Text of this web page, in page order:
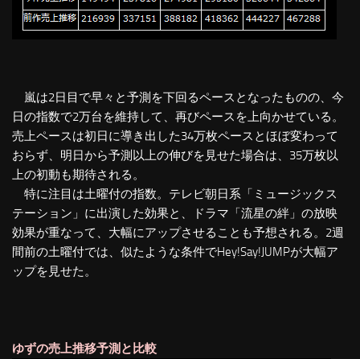
嵐は2日目で早々と予測を下回るペースとなったものの、今
日の指数で2万台を維持して、再びペースを上向かせている。
売上ペースは初日に導き出した34万枚ペースとほぼ変わって
おらず、明日から予測以上の伸びを見せた場合は、35万枚以
上の初動も期待される。
特に注目は土曜付の指数。テレビ朝日系「ミュージックス
テーション」に出演した効果と、ドラマ「流星の絆」の放映
効果が重なって、大幅にアップさせることも予想される。2週
間前の土曜付では、似たような条件でHey!Say!JUMPが大幅ア
ップを見せた。
ゆずの売上推移予測と比較